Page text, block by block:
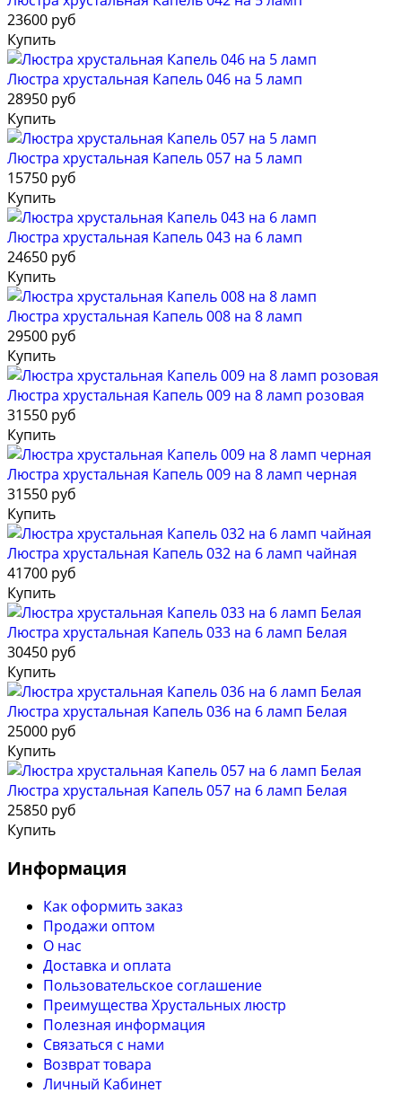
23600 руб
Купить
Люстра хрустальная Капель 046 на 5 ламп
28950 руб
Купить
Люстра хрустальная Капель 057 на 5 ламп
15750 руб
Купить
Люстра хрустальная Капель 043 на 6 ламп
24650 руб
Купить
Люстра хрустальная Капель 008 на 8 ламп
29500 руб
Купить
Люстра хрустальная Капель 009 на 8 ламп розовая
31550 руб
Купить
Люстра хрустальная Капель 009 на 8 ламп черная
31550 руб
Купить
Люстра хрустальная Капель 032 на 6 ламп чайная
41700 руб
Купить
Люстра хрустальная Капель 033 на 6 ламп Белая
30450 руб
Купить
Люстра хрустальная Капель 036 на 6 ламп Белая
25000 руб
Купить
Люстра хрустальная Капель 057 на 6 ламп Белая
25850 руб
Купить
Информация
Как оформить заказ
Продажи оптом
О нас
Доставка и оплата
Пользовательское соглашение
Преимущества Хрустальных люстр
Полезная информация
Связаться с нами
Возврат товара
Личный Кабинет